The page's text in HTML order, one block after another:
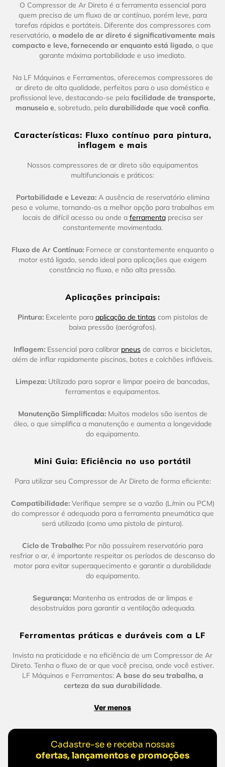
O Compressor de Ar Direto é a ferramenta essencial para
quem precisa de um fluxo de ar contínuo, porém leve, para
tarefas rápidas e portáteis. Diferente dos compressores com
reservatório, o modelo de ar direto é significativamente mais
compacto e leve, fornecendo ar enquanto está ligado, o que
garante máxima portabilidade e uso imediato.
Na LF Máquinas e Ferramentas, oferecemos compressores de
ar direto de alta qualidade, perfeitos para o uso doméstico e
profissional leve, destacando-se pela facilidade de transporte,
manuseio e, sobretudo, pela durabilidade que você confia.
Características: Fluxo contínuo para pintura,
inflagem e mais
Nossos compressores de ar direto são equipamentos
multifuncionais e práticos:
Portabilidade e Leveza:A ausência de reservatório elimina
peso e volume, tornando-os a melhor opção para trabalhos em
locais de difícil acesso ou onde a ferramentaprecisa ser
constantemente movimentada.
Fluxo de Ar Contínuo:Fornece ar constantemente enquanto o
motor está ligado, sendo ideal para aplicações que exigem
constância no fluxo, e não alta pressão.
Aplicações principais:
Pintura:Excelente para aplicação de tintascom pistolas de
baixa pressão (aerógrafos).
Inflagem:Essencial para calibrar pneusde carros e bicicletas,
além de inflar rapidamente piscinas, botes e colchões infláveis.
Limpeza: Utilizado para soprar e limpar poeira de bancadas,
ferramentas e equipamentos.
Manutenção Simplificada:Muitos modelos são isentos de
óleo, o que simplifica a manutenção e aumenta a longevidade
do equipamento.
Mini Guia: Eficiência no uso portátil
Para utilizar seu Compressor de Ar Direto de forma eficiente:
Compatibilidade:Verifique sempre se a vazão (L/min ou PCM)
do compressor é adequada para a ferramenta pneumática que
será utilizada (como uma pistola de pintura).
Ciclo de Trabalho: Por não possuírem reservatório para
resfriar o ar, é importante respeitar os períodos de descanso do
motor para evitar superaquecimento e garantir a durabilidade
do equipamento.
Segurança:Mantenha as entradas de ar limpas e
desobstruídas para garantir a ventilação adequada.
Ferramentas práticas e duráveis com a LF
Invista na praticidade e na eficiência de um Compressor de Ar
Direto. Tenha o fluxo de ar que você precisa, onde você estiver.
LF Máquinas e Ferramentas: A base do seu trabalho, a
certeza da sua durabilidade.
Ver menos
Cadastre-se e receba nossas
ofertas, lançamentos e promoções